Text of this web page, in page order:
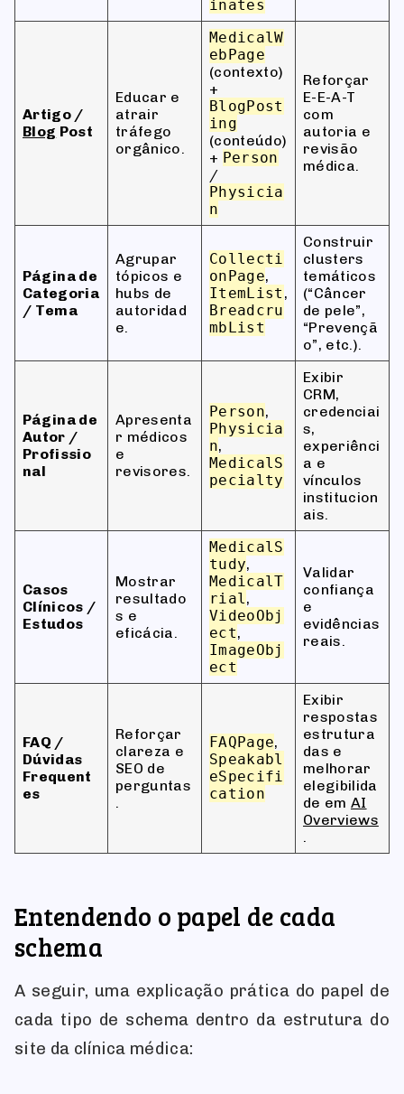
inates
Artigo /
Blog Post
Educar e
atrair
tráfego
orgânico.
MedicalW
ebPage
(contexto)
+
BlogPost
ing
(conteúdo)
+ Person
/
Physicia
n
Reforçar
E-E-A-T
com
autoria e
revisão
médica.
Página de
Categoria
/ Tema
Agrupar
tópicos e
hubs de
autoridad
e.
Collecti
onPage,
ItemList ,
Breadcru
mbList
Construir
clusters
temáticos
(“Câncer
de pele”,
“Prevençã
o”, etc.).
Página de
Autor /
Profissio
nal
Apresenta
r médicos
e
revisores.
Person,
Physicia
n,
MedicalS
pecialty
Exibir
CRM,
credenciai
s,
experiênci
a e
vínculos
institucion
ais.
Casos
Clínicos /
Estudos
Mostrar
resultado
s e
eficácia.
MedicalS
tudy,
MedicalT
rial,
VideoObj
ect,
ImageObj
ect
Validar
confiança
e
evidências
reais.
FAQ /
Dúvidas
Frequent
es
Reforçar
clareza e
SEO de
perguntas
.
FAQPage,
Speakabl
eSpecifi
cation
Exibir
respostas
estrutura
das e
melhorar
elegibilida
de em AI
Overviews
.
Entendendo o papel de cada
schema
A seguir, uma explicação prática do papel de
cada tipo de schema dentro da estrutura do
site da clínica médica: